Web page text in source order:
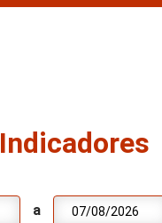
Indicadores
a